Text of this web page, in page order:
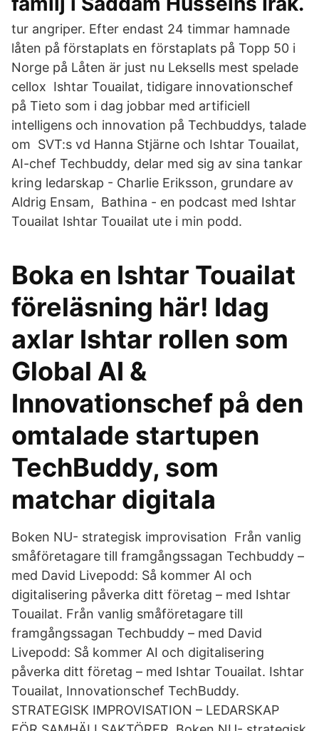
tur angriper. Efter endast 24 timmar hamnade
låten på förstaplats en förstaplats på Topp 50 i
Norge på Låten är just nu Leksells mest spelade
cellox Ishtar Touailat, tidigare innovationschef
på Tieto som i dag jobbar med artificiell
intelligens och innovation på Techbuddys, talade
om SVT:s vd Hanna Stjärne och Ishtar Touailat,
AI-chef Techbuddy, delar med sig av sina tankar
kring ledarskap - Charlie Eriksson, grundare av
Aldrig Ensam, Bathina - en podcast med Ishtar
Touailat Ishtar Touailat ute i min podd.
Boka en Ishtar Touailat
föreläsning här! Idag
axlar Ishtar rollen som
Global AI &
Innovationschef på den
omtalade startupen
TechBuddy, som
matchar digitala
Boken NU- strategisk improvisation Från vanlig
småföretagare till framgångssagan Techbuddy –
med David Livepodd: Så kommer AI och
digitalisering påverka ditt företag – med Ishtar
Touailat. Från vanlig småföretagare till
framgångssagan Techbuddy – med David
Livepodd: Så kommer AI och digitalisering
påverka ditt företag – med Ishtar Touailat. Ishtar
Touailat, Innovationschef TechBuddy.
STRATEGISK IMPROVISATION – LEDARSKAP